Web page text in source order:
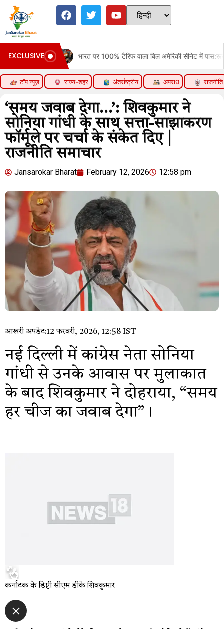
EXCLUSIVEभारत पर 100% टैरिफ वाला बिल अमेरिकी सीनेट में पास:रूसी तेल खरीदने वाले
टॉप न्यूज़ राज्य-शहर अंतर्राष्ट्रीय अपराध राजनीति
‘समय जवाब देगा…’: शिवकुमार ने
सोनिया गांधी के साथ सत्ता-साझाकरण
फॉर्मूले पर चर्चा के संकेत दिए |
राजनीति समाचार
Jansarokar Bharat February 12, 2026 12:58 pm
आखरी अपडेट:12 फरवरी, 2026, 12:58 IST
नई दिल्ली में कांग्रेस नेता सोनिया
गांधी से उनके आवास पर मुलाकात
के बाद शिवकुमार ने दोहराया, “समय
हर चीज का जवाब देगा”।
कर्नाटक के डिप्टी सीएम डीके शिवकुमार